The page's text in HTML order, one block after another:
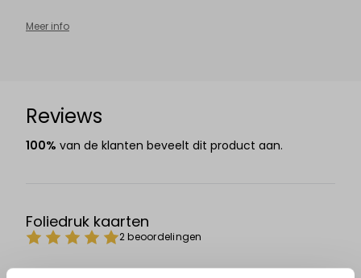
Meer info
Reviews
100% van de klanten beveelt dit product aan.
Foliedruk kaarten
2 beoordelingen